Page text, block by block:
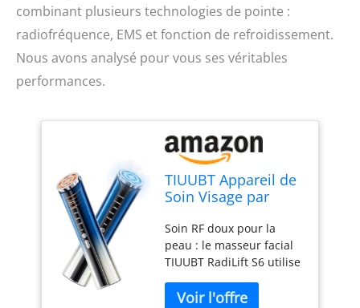
combinant plusieurs technologies de pointe :
radiofréquence, EMS et fonction de refroidissement.
Nous avons analysé pour vous ses véritables
performances.
TIUUBT Appareil de
Soin Visage par
avec Fonction de
Refroidissement,
EMS et Massage
Facial, Appareil
Beauté Visage avec
Soin RF doux pour la
peau : le masseur facial
TIUUBT RadiLift S6 utilise
une énergie douce aux
radiofréquences pour